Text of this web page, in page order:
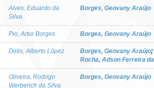
Alves, Eduardo da
Silva
Borges, Geovany Araújo
Pio, Artur Borges Borges, Geovany Araújo
Delis, Alberto López Borges, Geovany Araújo;
Rocha, Adson Ferreira da
Oliveira, Rodrigo
Werberich da Silva
Borges, Geovany Araújo